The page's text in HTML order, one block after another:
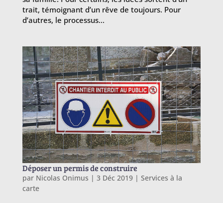
trait, témoignant d’un rêve de toujours. Pour
d’autres, le processus...
Déposer un permis de construire
par Nicolas Onimus | 3 Déc 2019| Services à la
carte